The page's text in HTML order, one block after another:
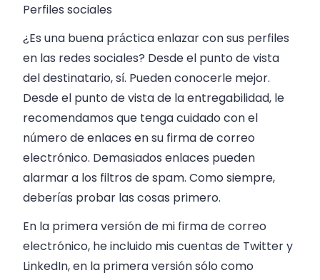
Perfiles sociales
¿Es una buena práctica enlazar con sus perfiles
en las redes sociales? Desde el punto de vista
del destinatario, sí. Pueden conocerle mejor.
Desde el punto de vista de la entregabilidad, le
recomendamos que tenga cuidado con el
número de enlaces en su firma de correo
electrónico. Demasiados enlaces pueden
alarmar a los filtros de spam. Como siempre,
deberías probar las cosas primero.
En la primera versión de mi firma de correo
electrónico, he incluido mis cuentas de Twitter y
LinkedIn, en la primera versión sólo como